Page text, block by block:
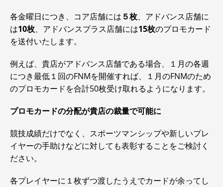
各金曜日につき、コア店舗には ５枚、アドバンス店舗に
は10枚、アドバンスプラス店舗には15枚のプロモカード
を送付いたします。
例えば、貴店がアドバンス店舗である場合、１月の各週
につき最低１回のFNMを開催すれば、１月のFNMのため
のプロモカードを合計50枚受け取れるようになります。
プロモカードの分配が貴店の裁量で可能に
競技成績だけでなく、スポーツマンシップや新しいプレ
イヤーの手助けなどに対しても表彰することをご検討く
ださい。
各プレイヤーに１枚ずつ渡したうえでカードが余ってし